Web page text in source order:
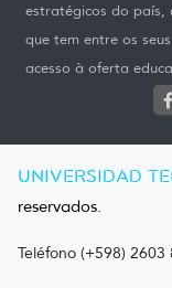
estratégicos do país,
que tem entre os
acesso à oferta
UNIVERSIDAD
reservados.
Teléfono (+598) 2603